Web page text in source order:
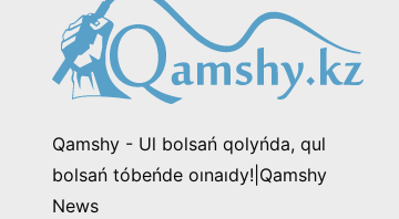
Qamshy - Ul bolsań qolyńda, qul
bolsań tóbeńde oınaıdy!|Qamshy
News